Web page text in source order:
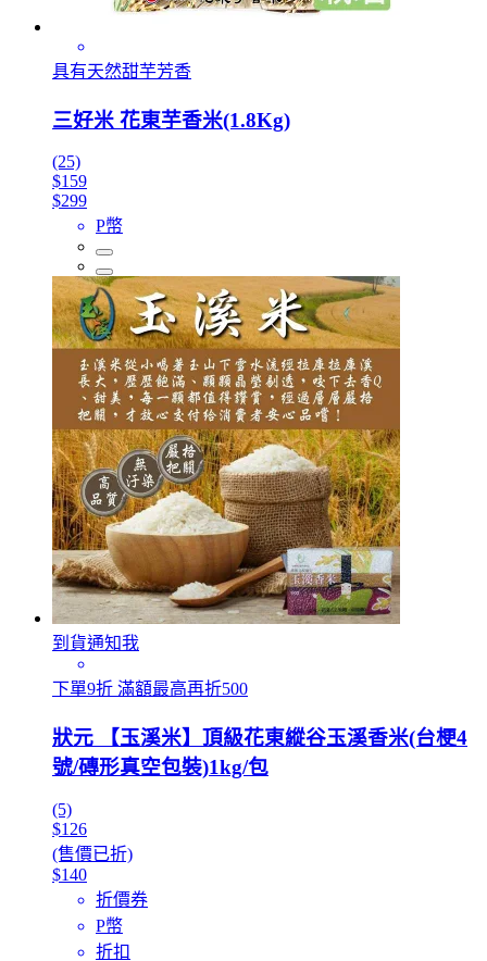
具有天然甜芋芳香
三好米 花東芋香米(1.8Kg)
(25)
$159
$299
P幣
到貨通知我
下單9折 滿額最高再折500
狀元 【玉溪米】頂級花東縱谷玉溪香米(台梗4
號/磚形真空包裝)1kg/包
(5)
$126
(售價已折)
$140
折價券
P幣
折扣